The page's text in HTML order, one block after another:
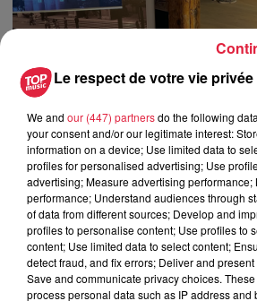
Le respect de votre vie
We and our (447) partnersdo the following
your consent and/or our legitimate interest:
information on a device; Use limited data to
profiles for personalised advertising; Use
advertising; Measure advertising performance;
performance; Understand audiences through
of data from different sources; Develop and
profiles to personalise content; Use profiles to
content; Use limited data to select content;
detect fraud, and fix errors; Deliver and
Save and communicate privacy choices.
process personal data such as IP address and